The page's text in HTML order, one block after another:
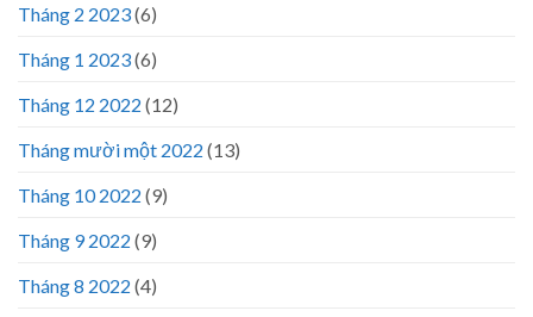
Tháng 2 2023(6)
Tháng 1 2023(6)
Tháng 12 2022 (12)
Tháng mười một 2022 (13)
Tháng 10 2022 (9)
Tháng 9 2022 (9)
Tháng 8 2022 (4)